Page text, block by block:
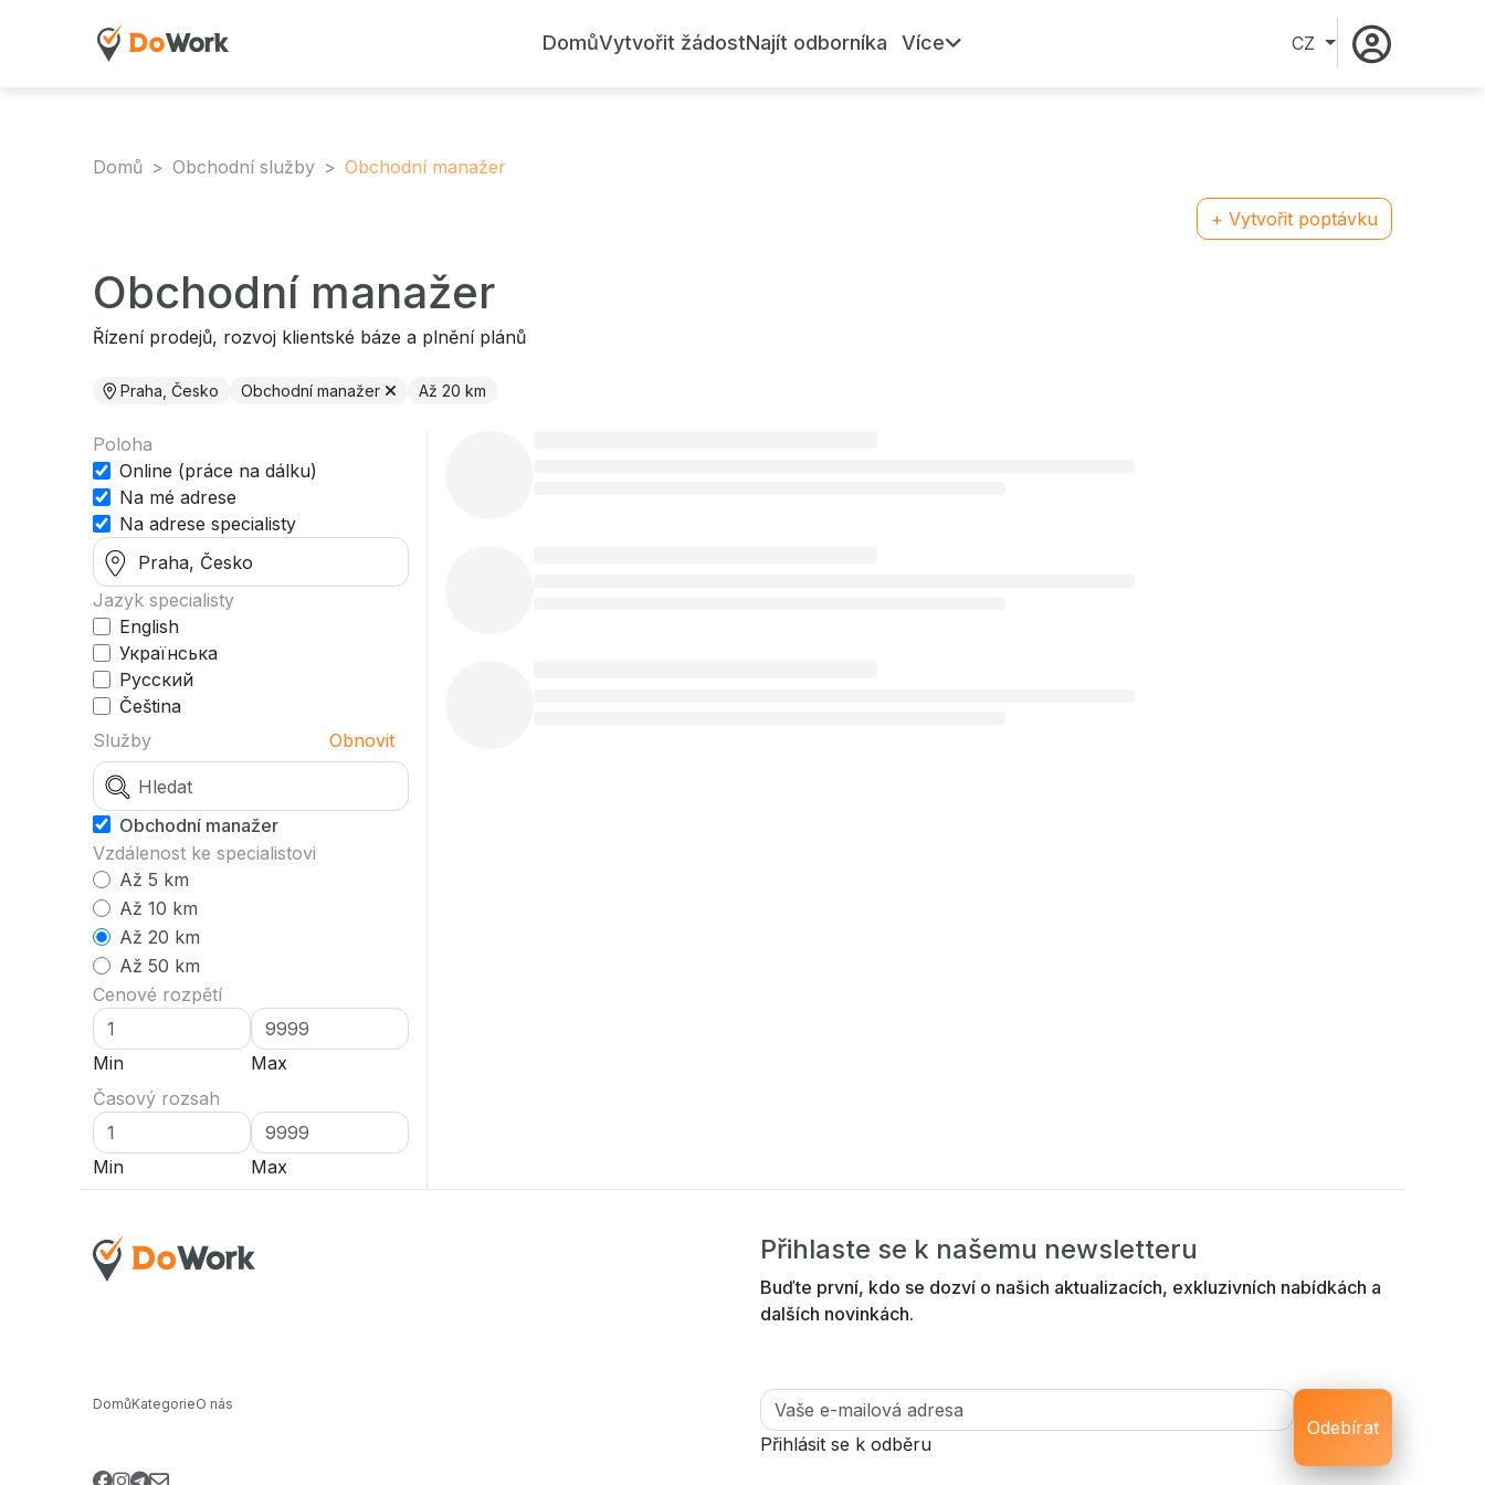
DomůVytvořit žádostNajít odborníka Více CZ
Domů Obchodní služby Obchodní manažer
+ Vytvořit poptávku
Obchodní manažer
Řízení prodejů, rozvoj klientské báze a plnění plánů
Praha, Česko Obchodní manažer Až 20 km
Poloha
Online (práce na dálku)
Na mé adrese
Na adrese specialisty
Jazyk specialisty
English
Українська
Русский
Čeština
Služby
Obnovit
Obchodní manažer
Vzdálenost ke specialistovi
Až 5 km
Až 10 km
Až 20 km
Až 50 km
Cenové rozpětí
Min
Max
Časový rozsah
Min Max
DomůKategorieO nás
Přihlaste se k našemu newsletteru
Buďte první, kdo se dozví o našich aktualizacích, exkluzivních nabídkách a
dalších novinkách.
Přihlásit se k odběru
Odebírat